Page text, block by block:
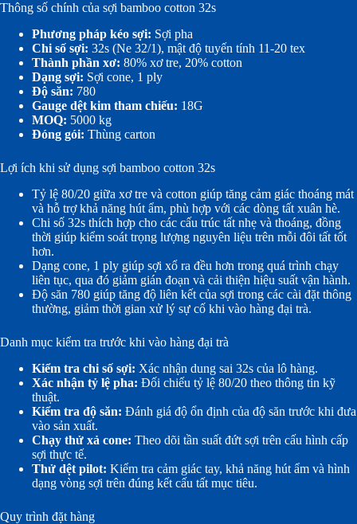
Thông số chính của sợi bamboo cotton 32s
Phương pháp kéo sợi: Sợi pha
Chi số sợi: 32s (Ne 32/1), mật độ tuyến tính 11-20 tex
Thành phần xơ: 80% xơ tre, 20% cotton
Dạng sợi: Sợi cone, 1 ply
Độ săn: 780
Gauge dệt kim tham chiếu: 18G
MOQ: 5000 kg
Đóng gói: Thùng carton
Lợi ích khi sử dụng sợi bamboo cotton 32s
Tỷ lệ 80/20 giữa xơ tre và cotton giúp tăng cảm giác thoáng mát
và hỗ trợ khả năng hút ẩm, phù hợp với các dòng tất xuân hè.
Chi số 32s thích hợp cho các cấu trúc tất nhẹ và thoáng, đồng
thời giúp kiểm soát trọng lượng nguyên liệu trên mỗi đôi tất tốt
hơn.
Dạng cone, 1 ply giúp sợi xổ ra đều hơn trong quá trình chạy
liên tục, qua đó giảm gián đoạn và cải thiện hiệu suất vận hành.
Độ săn 780 giúp tăng độ liên kết của sợi trong các cài đặt thông
thường, giảm thời gian xử lý sự cố khi vào hàng đại trà.
Danh mục kiểm tra trước khi vào hàng đại trà
Kiểm tra chi số sợi: Xác nhận dung sai 32s của lô hàng.
Xác nhận tỷ lệ pha: Đối chiếu tỷ lệ 80/20 theo thông tin kỹ
thuật.
Kiểm tra độ săn: Đánh giá độ ổn định của độ săn trước khi đưa
vào sản xuất.
Chạy thử xả cone: Theo dõi tần suất đứt sợi trên cấu hình cấp
sợi thực tế.
Thử dệt pilot: Kiểm tra cảm giác tay, khả năng hút ẩm và hình
dạng vòng sợi trên đúng kết cấu tất mục tiêu.
Quy trình đặt hàng